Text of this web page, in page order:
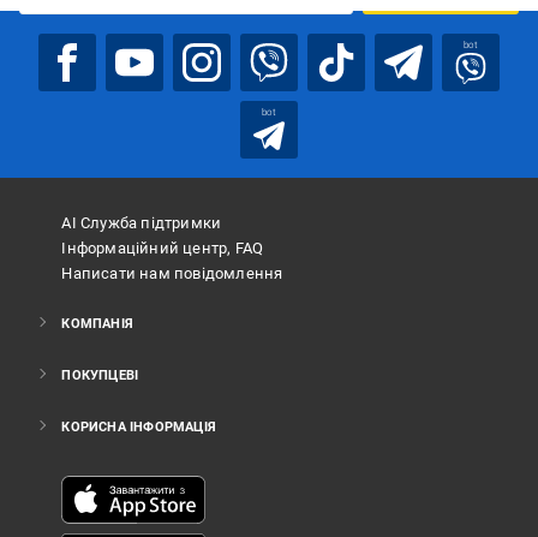
bot
bot
АІ Служба підтримки
Інформаційний центр, FAQ
Написати нам повідомлення
КОМПАНІЯ
ПОКУПЦЕВІ
КОРИСНА ІНФОРМАЦІЯ